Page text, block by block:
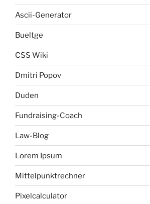
Ascii-Generator
Bueltge
CSS Wiki
Dmitri Popov
Duden
Fundraising-Coach
Law-Blog
Lorem Ipsum
Mittelpunktrechner
Pixelcalculator